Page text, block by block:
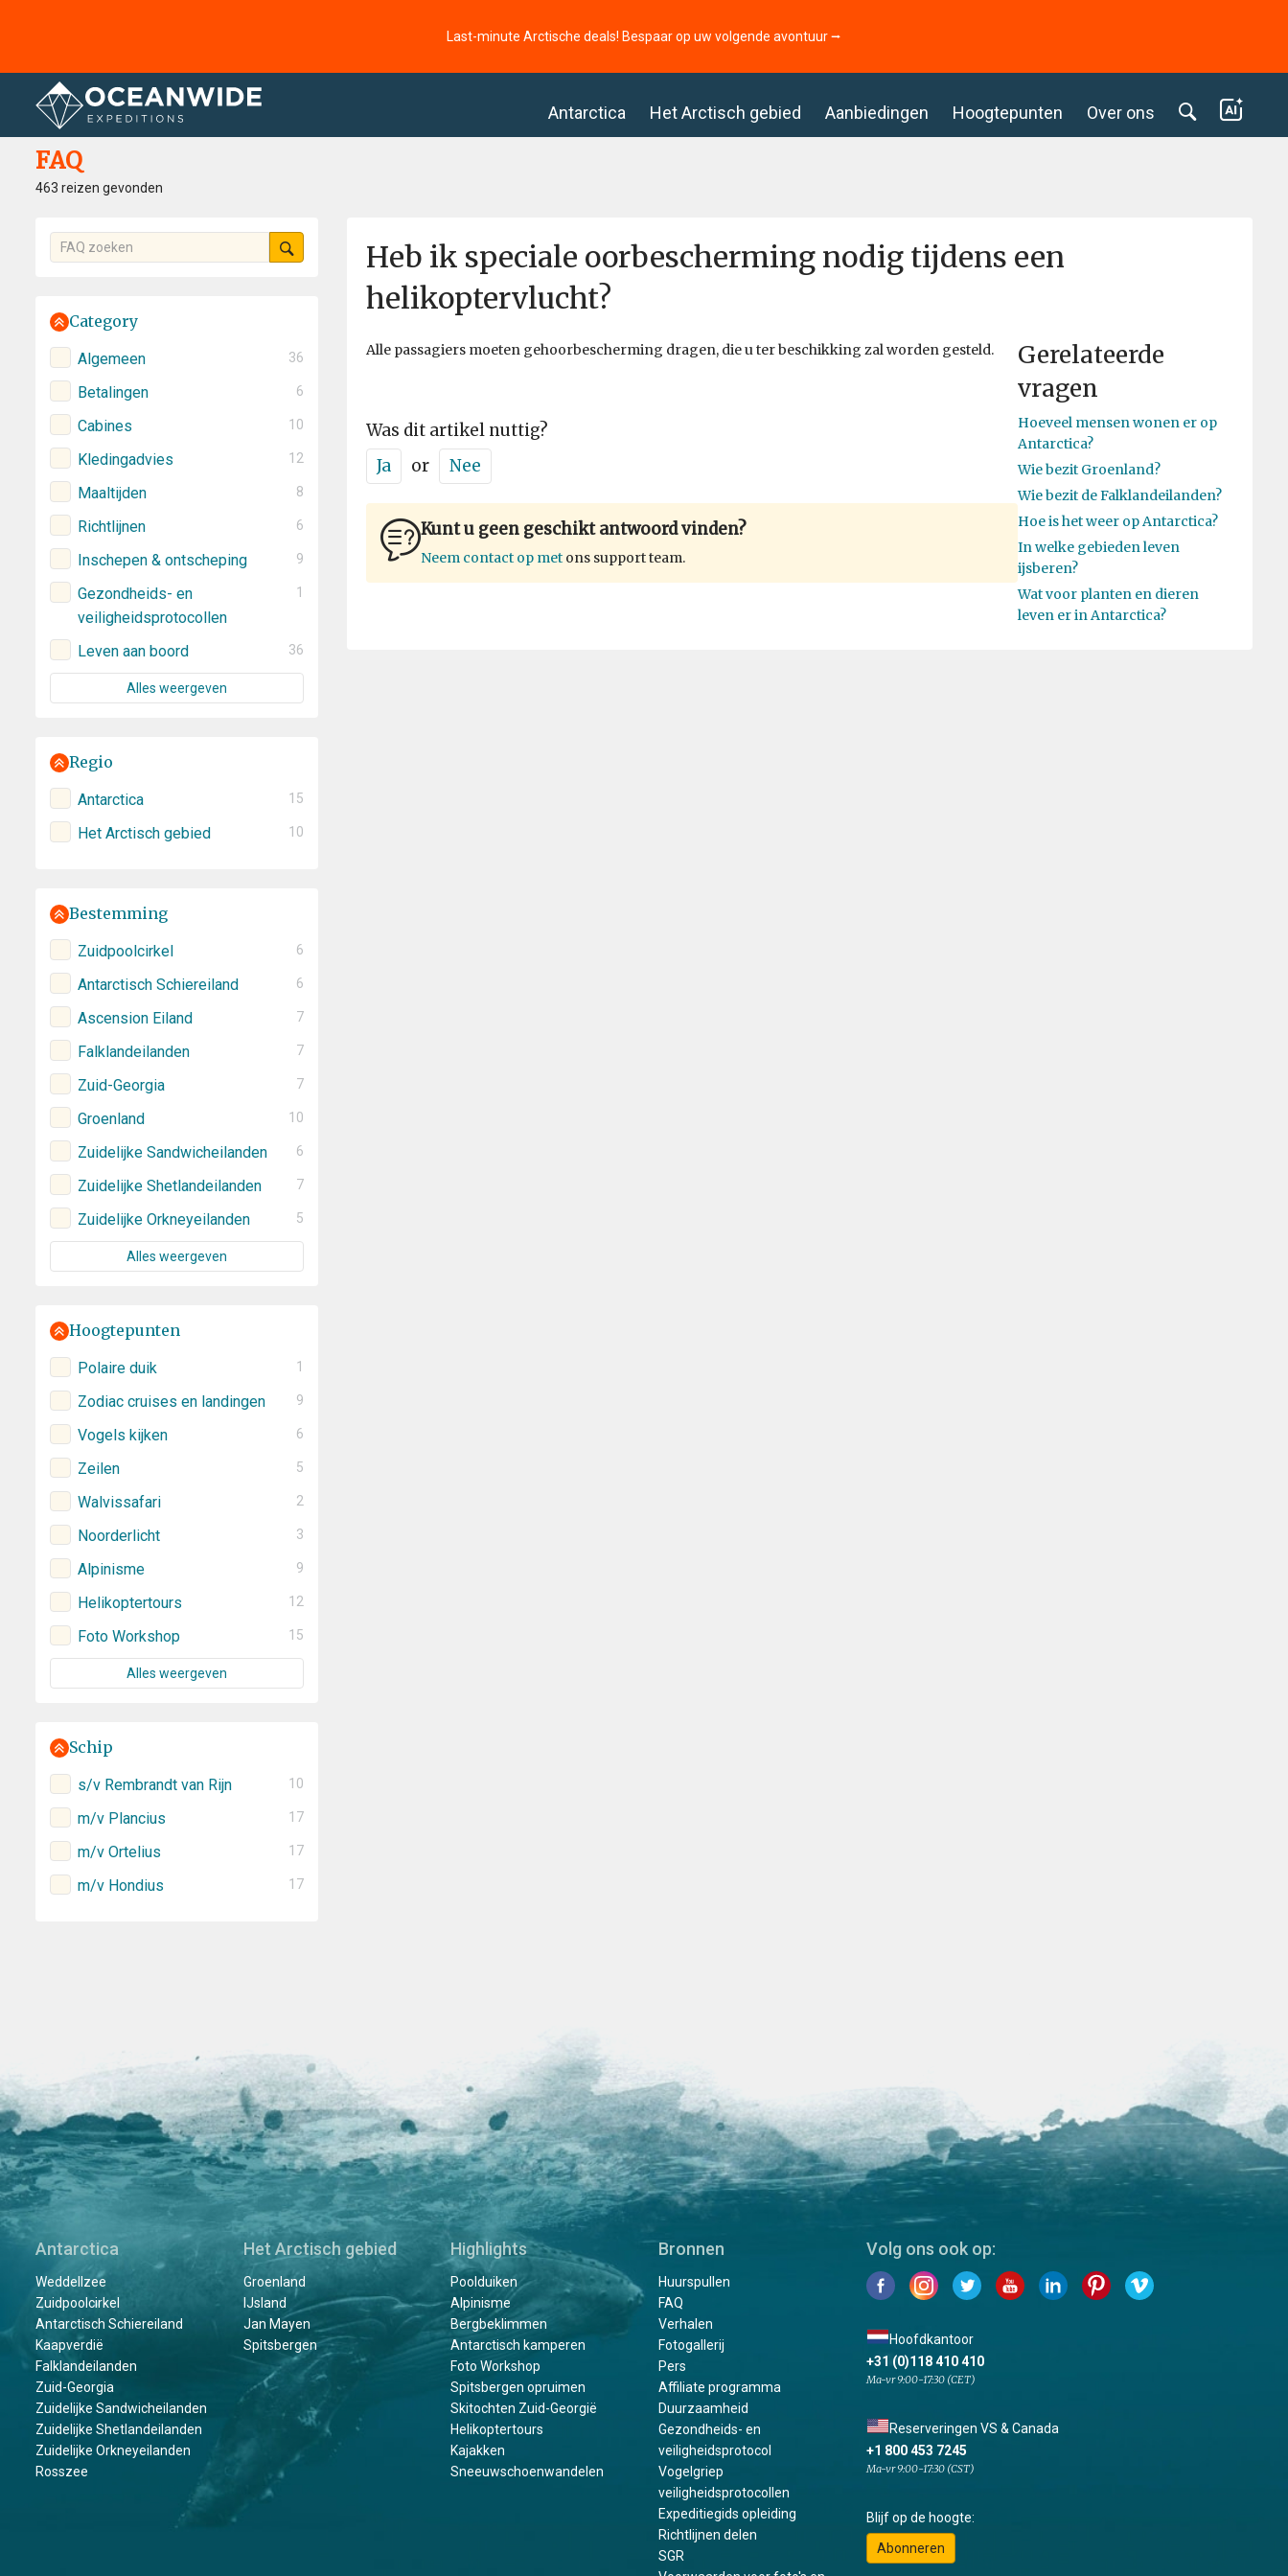
Last-minute Arctische deals! Bespaar op uw volgende avontuur ⭢
Antarctica Het Arctisch gebied Aanbiedingen Hoogtepunten Over ons
Home FAQ
FAQ
463 reizen gevonden
Category
Algemeen 36
Betalingen 6
Cabines 10
Kledingadvies 12
Maaltijden 8
Richtlijnen 6
Inschepen & ontscheping 9
Gezondheids- en
veiligheidsprotocollen
1
Leven aan boord 36
Alles weergeven
Regio
Antarctica 15
Het Arctisch gebied 10
Bestemming
Zuidpoolcirkel 6
Antarctisch Schiereiland 6
Ascension Eiland 7
Falklandeilanden 7
Zuid-Georgia 7
Groenland 10
Zuidelijke Sandwicheilanden 6
Zuidelijke Shetlandeilanden 7
Zuidelijke Orkneyeilanden 5
Alles weergeven
Hoogtepunten
Polaire duik 1
Zodiac cruises en landingen 9
Vogels kijken 6
Zeilen 5
Walvissafari 2
Noorderlicht 3
Alpinisme 9
Helikoptertours 12
Foto Workshop 15
Alles weergeven
Schip
s/v Rembrandt van Rijn 10
m/v Plancius 17
m/v Ortelius 17
m/v Hondius 17
Heb ik speciale oorbescherming nodig tijdens een
helikoptervlucht?
Alle passagiers moeten gehoorbescherming dragen, die u ter beschikking zal worden gesteld.
Was dit artikel nuttig?
Ja
or Nee
Kunt u geen geschikt antwoord vinden?
Neem contact op met ons support team.
Gerelateerde
vragen
Hoeveel mensen wonen er op
Antarctica?
Wie bezit Groenland?
Wie bezit de Falklandeilanden?
Hoe is het weer op Antarctica?
In welke gebieden leven
ijsberen?
Wat voor planten en dieren
leven er in Antarctica?
Antarctica
Weddellzee
Zuidpoolcirkel
Antarctisch Schiereiland
Kaapverdië
Falklandeilanden
Zuid-Georgia
Zuidelijke Sandwicheilanden
Zuidelijke Shetlandeilanden
Zuidelijke Orkneyeilanden
Rosszee
Het Arctisch gebied
Groenland
IJsland
Jan Mayen
Spitsbergen
Highlights
Poolduiken
Alpinisme
Bergbeklimmen
Antarctisch kamperen
Foto Workshop
Spitsbergen opruimen
Skitochten Zuid-Georgië
Helikoptertours
Kajakken
Sneeuwschoenwandelen
Bronnen
Huurspullen
FAQ
Verhalen
Fotogallerij
Pers
Affiliate programma
Duurzaamheid
Gezondheids- en
veiligheidsprotocol
Vogelgriep
veiligheidsprotocollen
Expeditiegids opleiding
Richtlijnen delen
SGR
Volg ons ook op:
Hoofdkantoor
+31 (0)118 410 410
Ma-vr 9:00-17:30 (CET)
Reserveringen VS & Canada
+1 800 453 7245
Ma-vr 9:00-17:30 (CST)
Blijf op de hoogte:
Abonneren